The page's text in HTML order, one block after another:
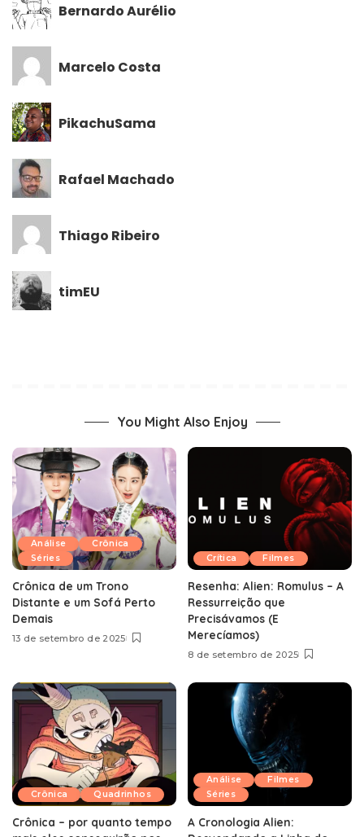
Bernardo Aurélio
Marcelo Costa
PikachuSama
Rafael Machado
Thiago Ribeiro
timEU
You Might Also Enjoy
Análise
Crônica
Séries
Crônica de um Trono
Distante e um Sofá Perto
Demais
13 de setembro de 2025
Crítica Filmes
Resenha: Alien: Romulus – A
Ressurreição que
Precisávamos (E
Merecíamos)
8 de setembro de 2025
Crônica Quadrinhos
Crônica – por quanto tempo
Análise
Filmes
Séries
A Cronologia Alien: